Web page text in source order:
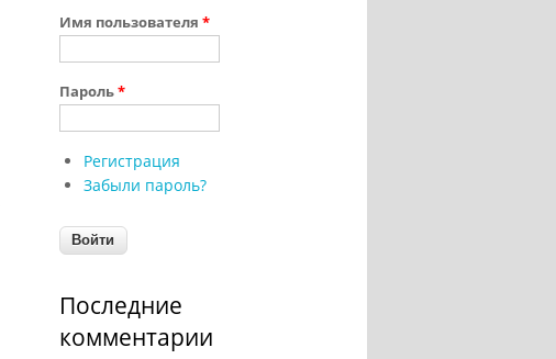
Имя пользователя *
Пароль*
Регистрация
Забыли пароль?
Последние
комментарии